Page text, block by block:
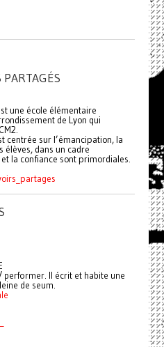
PARTAGÉS
une école élémentaire
de Lyon qui
centrée sur l’émancipation, la
élèves, dans un cadre
la confiance sont primordiales.
performer. Il écrit et habite une
de seum.